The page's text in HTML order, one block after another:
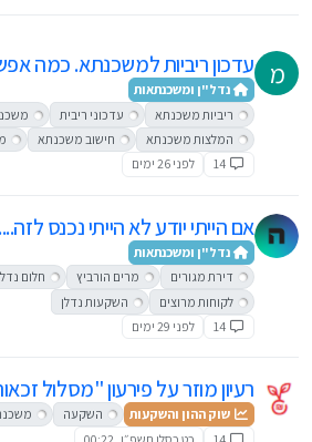
מ עדכון ריביות למשכנתא. כמה
נדל"ן ומשכנתאות
ריביות משכנתא
עדכוני ריבית
המלצות משכנתא
חישוב משכנתא
14
לפני 26 ימים
אם הייתי יודע לא הייתי נכנס לזה....
נדל"ן ומשכנתאות
דירת מגורים
מרים הורביץ חלום
לקוחות מרוצים
השקעות נדלן
14
לפני 29 ימים
רעיון מוזר על פירעון "מסלול
שוק ההון והשקעות השקעה